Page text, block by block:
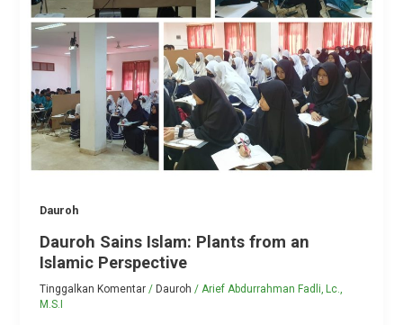
Dauroh
Dauroh Sains Islam: Plants from an
Islamic Perspective
Tinggalkan Komentar / Dauroh /Arief Abdurrahman Fadli, Lc.,
M.S.I